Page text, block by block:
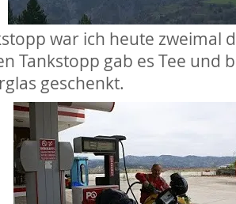
war ich heute zweimal
Tankstopp gab es Tee und
geschenkt.